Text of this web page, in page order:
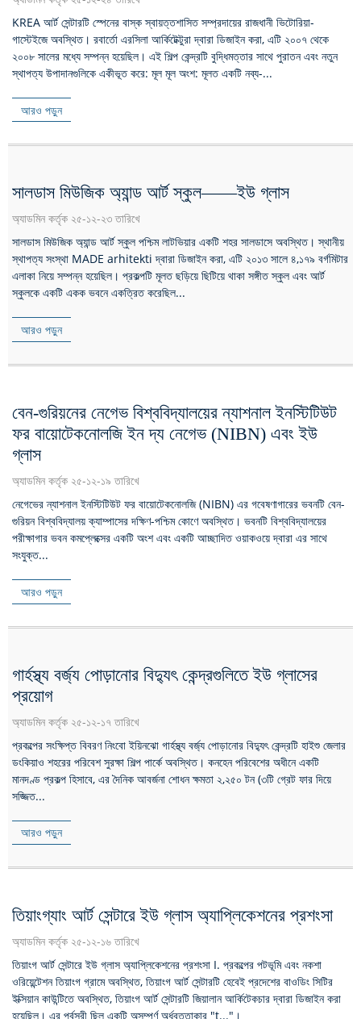
KREA আর্ট সেন্টারটি স্পেনের বাস্ক স্বায়ত্তশাসিত সম্প্রদায়ের রাজধানী ভিটোরিয়া-
গাস্টেইজে অবস্থিত। রবার্তো এরসিলা আর্কিটেক্টুরা দ্বারা ডিজাইন করা, এটি ২০০৭ থেকে
২০০৮ সালের মধ্যে সম্পন্ন হয়েছিল। এই শিল্প কেন্দ্রটি বুদ্ধিমত্তার সাথে পুরাতন এবং নতুন
স্থাপত্য উপাদানগুলিকে একীভূত করে: মূল মূল অংশ: মূলত একটি নব্য-...
আরও পড়ুন
সালডাস মিউজিক অ্যান্ড আর্ট স্কুল——ইউ গ্লাস
অ্যাডমিন কর্তৃক ২৫-১২-২৩ তারিখে
সালডাস মিউজিক অ্যান্ড আর্ট স্কুল পশ্চিম লাটভিয়ার একটি শহর সালডাসে অবস্থিত। স্থানীয়
স্থাপত্য সংস্থা MADE arhitekti দ্বারা ডিজাইন করা, এটি ২০১৩ সালে ৪,১৭৯ বর্গমিটার
এলাকা নিয়ে সম্পন্ন হয়েছিল। প্রকল্পটি মূলত ছড়িয়ে ছিটিয়ে থাকা সঙ্গীত স্কুল এবং আর্ট
স্কুলকে একটি একক ভবনে একত্রিত করেছিল...
আরও পড়ুন
বেন-গুরিয়নের নেগেভ বিশ্ববিদ্যালয়ের ন্যাশনাল ইনস্টিটিউট
ফর বায়োটেকনোলজি ইন দ্য নেগেভ (NIBN) এবং ইউ
গ্লাস
অ্যাডমিন কর্তৃক ২৫-১২-১৯ তারিখে
নেগেভের ন্যাশনাল ইনস্টিটিউট ফর বায়োটেকনোলজি (NIBN) এর গবেষণাগারের ভবনটি বেন-
গুরিয়ন বিশ্ববিদ্যালয় ক্যাম্পাসের দক্ষিণ-পশ্চিম কোণে অবস্থিত। ভবনটি বিশ্ববিদ্যালয়ের
পরীক্ষাগার ভবন কমপ্লেক্সের একটি অংশ এবং একটি আচ্ছাদিত ওয়াকওয়ে দ্বারা এর সাথে
সংযুক্ত...
আরও পড়ুন
গার্হস্থ্য বর্জ্য পোড়ানোর বিদ্যুৎ কেন্দ্রগুলিতে ইউ গ্লাসের
প্রয়োগ
অ্যাডমিন কর্তৃক ২৫-১২-১৭ তারিখে
প্রকল্পের সংক্ষিপ্ত বিবরণ নিংবো ইয়িনঝো গার্হস্থ্য বর্জ্য পোড়ানোর বিদ্যুৎ কেন্দ্রটি হাইশু জেলার
ডংকিয়াও শহরের পরিবেশ সুরক্ষা শিল্প পার্কে অবস্থিত। কনহেন পরিবেশের অধীনে একটি
মানদণ্ড প্রকল্প হিসাবে, এর দৈনিক আবর্জনা শোধন ক্ষমতা ২,২৫০ টন (৩টি গ্রেট ফার দিয়ে
সজ্জিত...
আরও পড়ুন
তিয়াংগ্যাং আর্ট সেন্টারে ইউ গ্লাস অ্যাপ্লিকেশনের প্রশংসা
অ্যাডমিন কর্তৃক ২৫-১২-১৬ তারিখে
তিয়াংগ আর্ট সেন্টারে ইউ গ্লাস অ্যাপ্লিকেশনের প্রশংসা I. প্রকল্পের পটভূমি এবং নকশা
ওরিয়েন্টেশন তিয়াংগ গ্রামে অবস্থিত, তিয়াংগ আর্ট সেন্টারটি হেবেই প্রদেশের বাওডিং সিটির
ইক্সিয়ান কাউন্টিতে অবস্থিত, তিয়াংগ আর্ট সেন্টারটি জিয়ালান আর্কিটেকচার দ্বারা ডিজাইন করা
হয়েছিল। এর পূর্বসূরী ছিল একটি অসম্পূর্ণ অর্ধবৃত্তাকার "t..."।